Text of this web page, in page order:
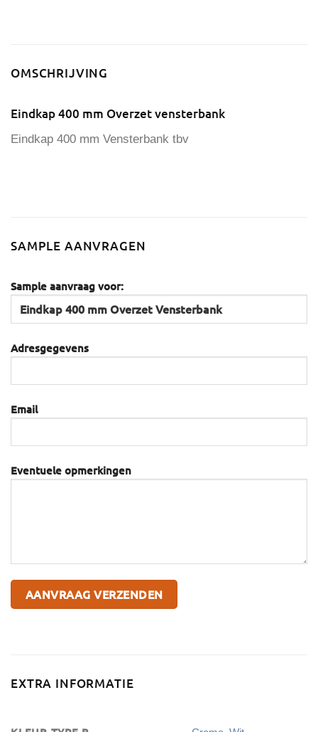
OMSCHRIJVING
Eindkap 400 mm Overzet vensterbank
Eindkap 400 mm Vensterbank tbv
SAMPLE AANVRAGEN
Sample aanvraag voor:
Adresgegevens
Email
Eventuele opmerkingen
EXTRA INFORMATIE